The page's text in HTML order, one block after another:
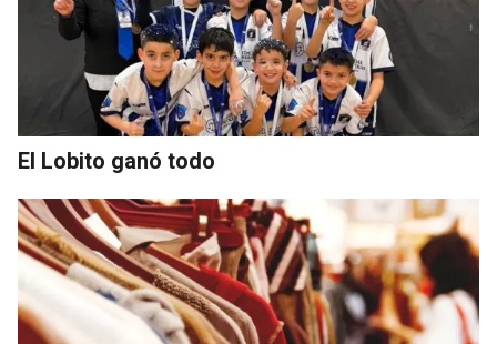
El Lobito ganó todo